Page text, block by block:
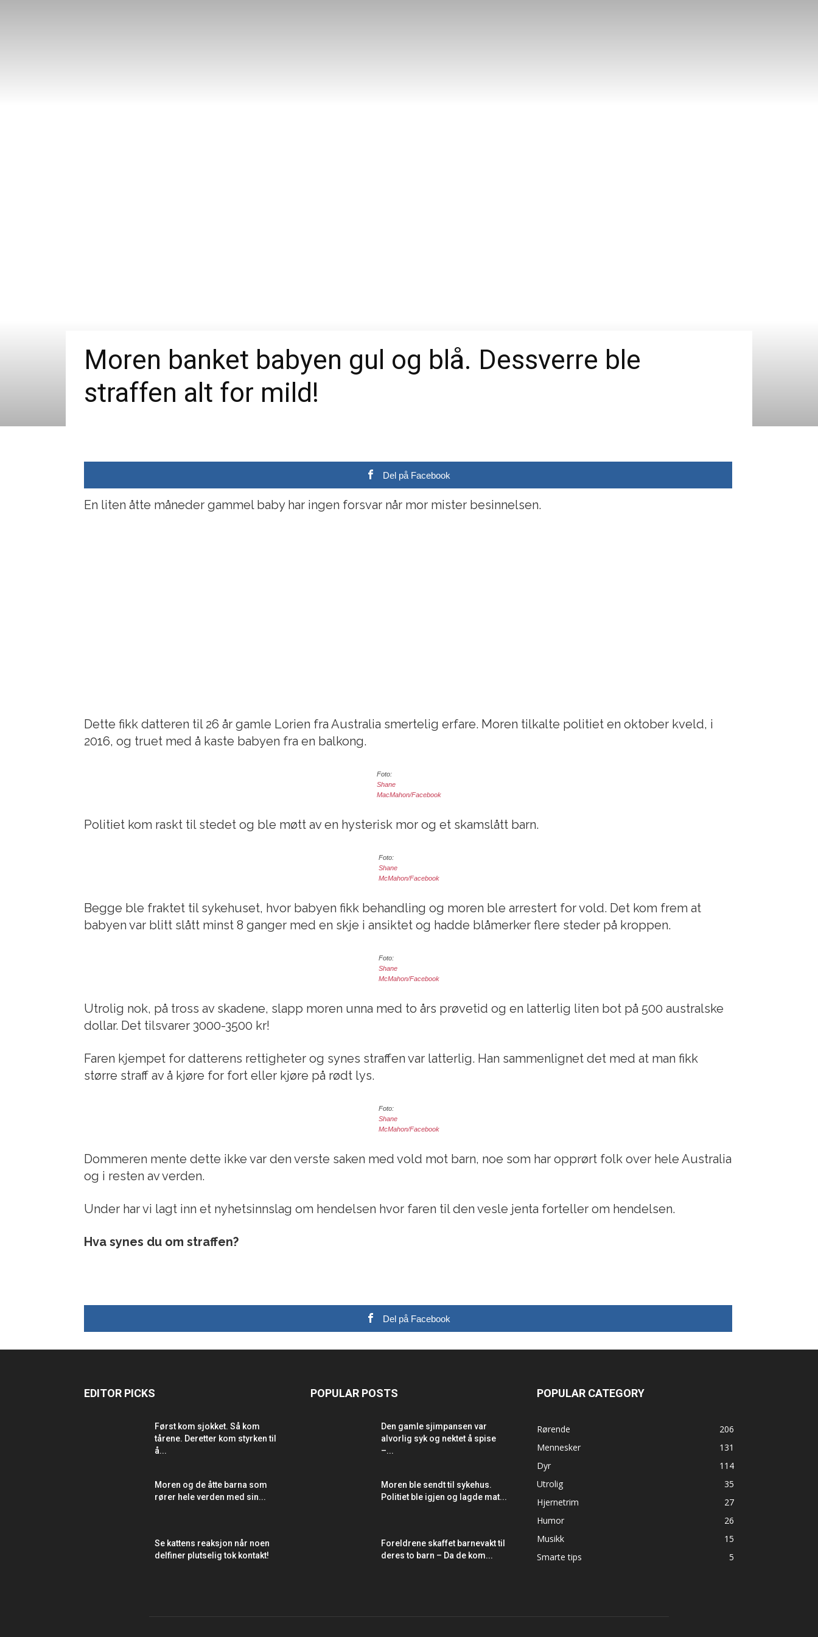
Moren banket babyen gul og blå. Dessverre ble
straffen alt for mild!
Del på Facebook
En liten åtte måneder gammel baby har ingen forsvar når mor mister besinnelsen.
Dette fikk datteren til 26 år gamle Lorien fra Australia smertelig erfare. Moren tilkalte politiet en oktober kveld, i
2016, og truet med å kaste babyen fra en balkong.
Foto:
Shane
MacMahon/Facebook
Politiet kom raskt til stedet og ble møtt av en hysterisk mor og et skamslått barn.
Foto:
Shane
McMahon/Facebook
Begge ble fraktet til sykehuset, hvor babyen fikk behandling og moren ble arrestert for vold. Det kom frem at
babyen var blitt slått minst 8 ganger med en skje i ansiktet og hadde blåmerker flere steder på kroppen.
Foto:
Shane
McMahon/Facebook
Utrolig nok, på tross av skadene, slapp moren unna med to års prøvetid og en latterlig liten bot på 500 australske
dollar. Det tilsvarer 3000-3500 kr!
Faren kjempet for datterens rettigheter og synes straffen var latterlig. Han sammenlignet det med at man fikk
større straff av å kjøre for fort eller kjøre på rødt lys.
Foto:
Shane
McMahon/Facebook
Dommeren mente dette ikke var den verste saken med vold mot barn, noe som har opprørt folk over hele Australia
og i resten av verden.
Under har vi lagt inn et nyhetsinnslag om hendelsen hvor faren til den vesle jenta forteller om hendelsen.
Hva synes du om straffen?
Del på Facebook
EDITOR PICKS
Først kom sjokket. Så kom
tårene. Deretter kom styrken til
å...
Moren og de åtte barna som
rører hele verden med sin...
Se kattens reaksjon når noen
delfiner plutselig tok kontakt!
POPULAR POSTS
Den gamle sjimpansen var
alvorlig syk og nektet å spise
–...
Moren ble sendt til sykehus.
Politiet ble igjen og lagde mat...
Foreldrene skaffet barnevakt til
deres to barn – Da de kom...
POPULAR CATEGORY
Rørende
206
Mennesker
131
Dyr
114
Utrolig
35
Hjernetrim
27
Humor
26
Musikk
15
Smarte tips
5